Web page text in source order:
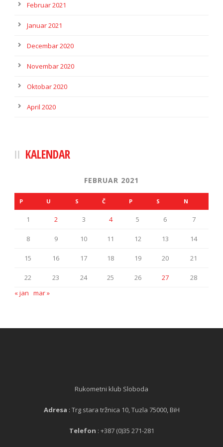
Februar 2021
Januar 2021
Decembar 2020
Novembar 2020
Oktobar 2020
April 2020
KALENDAR
FEBRUAR 2021
P U S Č P S N
1 2 3 4 5 6 7
8 9 10 11 12 13 14
15 16 17 18 19 20 21
22 23 24 25 26 27
28
« jan mar »
Rukometni klub Sloboda
Adresa : Trg stara tržnica 10, Tuzla 75000, BiH
Telefon : +387 (0)35 271-281